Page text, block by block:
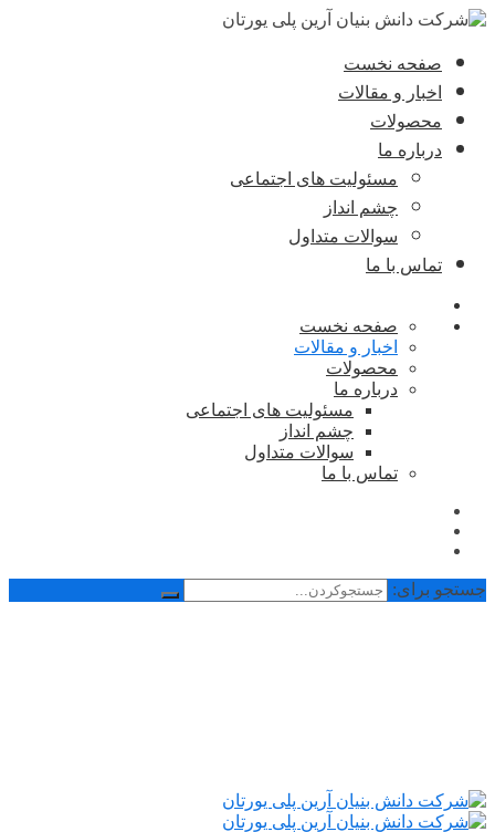
صفحه نخست
اخبار و مقالات
محصولات
درباره ما
مسئولیت های اجتماعی
چشم انداز
سوالات متداول
تماس با ما
صفحه نخست
اخبار و مقالات
محصولات
درباره ما
مسئولیت های اجتماعی
چشم انداز
سوالات متداول
تماس با ما
جستجو برای: